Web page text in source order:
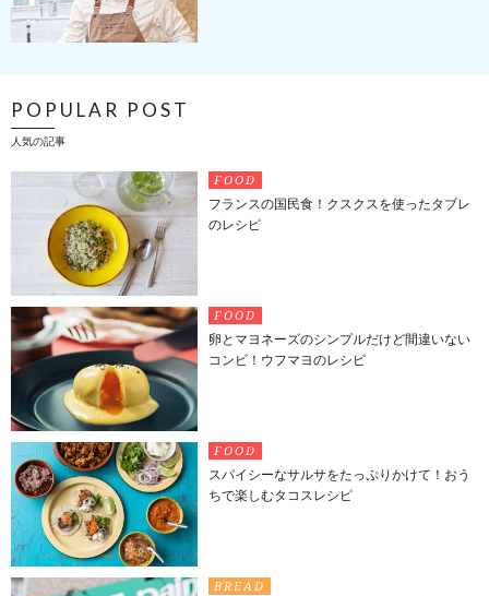
POPULAR POST
人気の記事
FOOD
フランスの国民食！クスクスを使ったタブレ
のレシピ
FOOD
卵とマヨネーズのシンプルだけど間違いない
コンビ！ウフマヨのレシピ
FOOD
スパイシーなサルサをたっぷりかけて！おう
ちで楽しむタコスレシピ
BREAD